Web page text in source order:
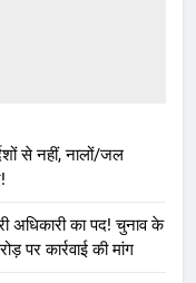
से नहीं, नालों/जल
अधिकारी का पद! चुनाव के
पर कार्रवाई की मांग